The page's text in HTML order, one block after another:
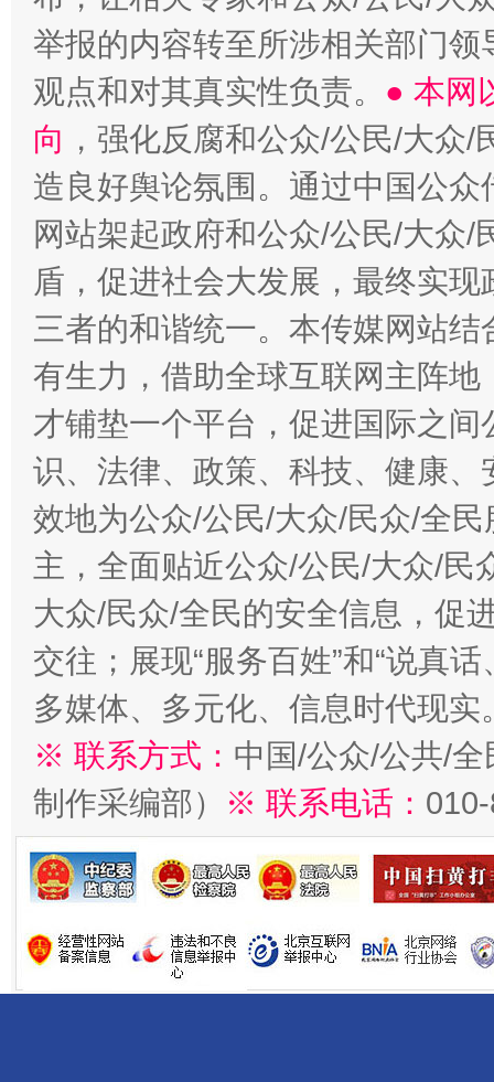
举报的内容转至所涉相关部门
观点和对其真实性负责。 ● 本网
向 ，强化反腐和公众/公民/大众
造良好舆论氛围。通过中国公
网站架起政府和公众/公民/大众
盾，促进社会大发展，最终实
三者的和谐统一。本传媒网站
有生力，借助全球互联网主阵
才铺垫一个平台，促进国际之
识、法律、政策、科技、健康
效地为公众/公民/大众/民众/全
主，全面贴近公众/公民/大众/民
大众/民众/全民的安全信息，促
交往；展现“服务百姓”和“说真
多媒体、多元化、信息时代现实
※ 联系方式： 中国/公众/公共/
制作采编部）
※ 联系电话：